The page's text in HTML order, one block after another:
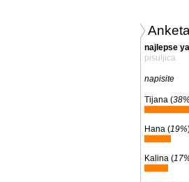
Anketa
najlepse
pisuljica
napisite
Tijana (
Hana (19%
Kalina (